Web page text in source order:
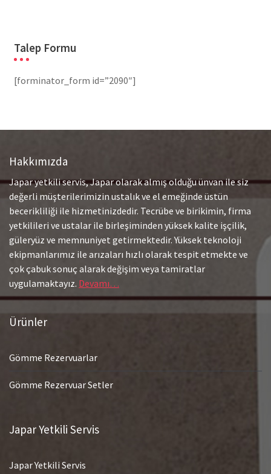
Talep Formu
[forminator_form id=”2090″]
Hakkımızda
Japar yetkili servis, Japar olarak almış olduğu ünvan ile siz
değerli müşterilerimizin ustalık ve el emeğinde üstün
becerikliliği ile hizmetinizdedir. Tecrübe ve birikimin, firma
yetkilileri ve ustalar ile birleşiminden yüksek kalite işçilik,
güleryüz ve memnuniyet getirmektedir. Yüksek teknoloji
ekipmanlarımız ile arızaları hızlı olarak tespit etmekte ve
çok çabuk sonuç alarak değişim veya tamiratlar
uygulamaktayız. Devamı…
Ürünler
Gömme Rezervuarlar
Gömme Rezervuar Setler
Japar Yetkili Servis
Japar Yetkili Servis